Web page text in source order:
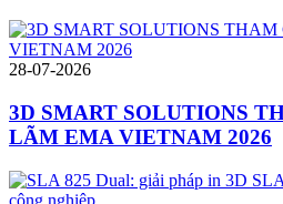
28-07-2026
3D SMART SOLUTIONS
LÃM EMA VIETNAM 2026